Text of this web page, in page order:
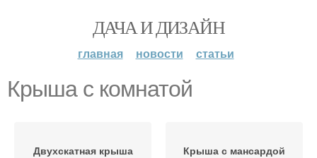
ДАЧА И ДИЗАЙН
главная новости статьи
Крыша с комнатой
Двухскатная крыша Крыша с мансардой